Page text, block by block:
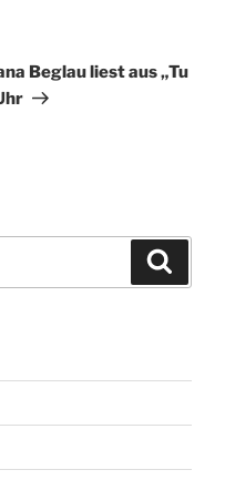
Beglau liest aus „Tu